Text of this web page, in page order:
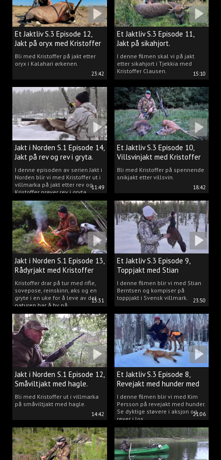
23:42
Et Jaktliv S.3 Episode 12,
Jakt på oryx med Kristoffer
Clausen
Bli med Kristoffer på jakt etter
oryx i Kalahari ørkenen.
15:10
Et Jaktliv S.3 Episode 11,
Jakt på sikahjort.
I denne filmen skal vi på jakt
etter sikahjort i Tjekkia med
Kristoffer Clausen.
11:49
Jakt i Norden S.1 Episode 14,
Jakt på rev og rev i gryta.
I denne episoden av serien Jakt i
Norden blir vi med Kristoffer ut i
villmarka på jakt etter rev og
Kristoffer prøver rev i gryta.
18:42
Et Jaktliv S.3 Episode 10,
Villsvinjakt med Kristoffer
Bli med Kristoffer på spennende
snikjakt etter villsvin.
15:31
Jakt i Norden S.1 Episode 13,
Rådyrjakt med Kristoffer
Clausen
Kristoffer drar på tur med rifle,
sovepose, reinskinn, øks og en
gryte i en uke for å leve av det
naturen har å by på.
23:50
Et Jaktliv S.3 Episode 9,
Toppjakt med Stian
Berntsen
I denne filmen blir vi med Stian
Berntsen og kompiser på
toppjakt i Svensk villmark.
14:42
Jakt i Norden S.1 Episode 12,
Småviltjakt med hagle.
Bli med Kristoffer ut i villmarka
på småviltjakt med hagle.
21:06
Et Jaktliv S.3 Episode 8,
Revejakt med hunder med
Kim Persson.
I denne filmen blir vi med Kim
Persson på revejakt med hunder.
Se dyktige støvere i aksjon og
rever i los.